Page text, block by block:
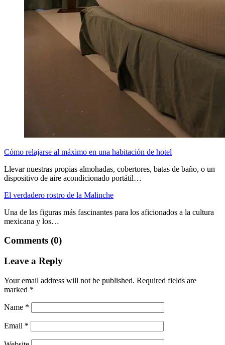
Cómo relajarse al máximo en una habitación de hotel
Llevar nuestras propias almohadas, cobertores, batas de baño, o un
dispositivo de aire acondicionado portátil…
El verdadero rostro de la Malinche
Una de las figuras más fascinantes para los aficionados a la cultura
mexicana y los…
Comments (0)
Leave a Reply
Your email address will not be published. Required fields are
marked *
Name *
Email *